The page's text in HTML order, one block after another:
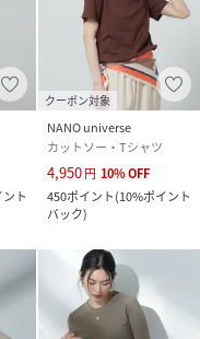
コール、ホワイト、
、L.ピンク、サーモ
防止カラフルクル
ください。濡れたま
さい。洗濯後は形を
を使用してください。
ト
クーポン対象
NANO universe
カットソー・Tシャツ
4,950円 10%OFF
450ポイント(10%ポイント
バック)